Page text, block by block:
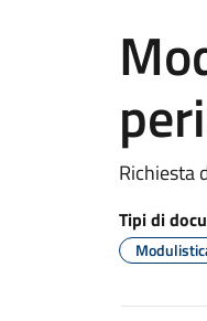
Richiesta
Tipi di